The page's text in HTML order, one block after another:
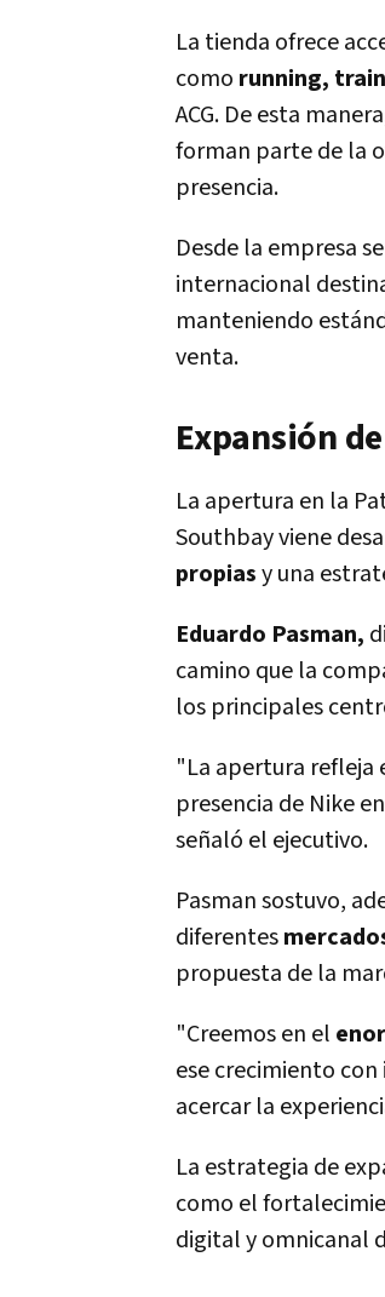
La tienda ofrece
como running,
ACG. De esta
forman parte de la
presencia.
Desde la empresa
internacional
manteniendo
venta.
Expansión
La apertura en la
Southbay viene
propiasy una
Eduardo Pasman,
camino que la
los principales
"La apertura refleja
presencia de Nike
señaló el ejecutivo.
Pasman sostuvo,
diferentes
propuesta de la
"Creemos en el
ese crecimiento
acercar la
La estrategia de
como el
digital y omnicanal